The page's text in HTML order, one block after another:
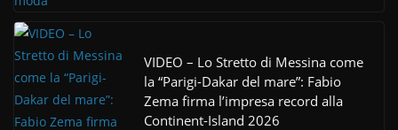
VIDEO – Lo Stretto di Messina come
la “Parigi-Dakar del mare”: Fabio
Zema firma l’impresa record alla
Continent-Island 2026